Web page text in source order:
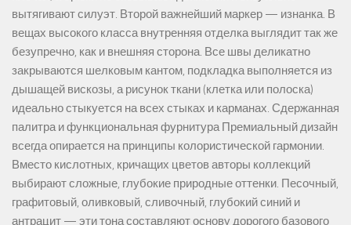
вытягивают силуэт. Второй важнейший маркер — изнанка. В
вещах высокого класса внутренняя отделка выглядит так же
безупречно, как и внешняя сторона. Все швы деликатно
закрываются шелковым кантом, подкладка выполняется из
дышащей вискозы, а рисунок ткани (клетка или полоска)
идеально стыкуется на всех стыках и карманах. Сдержанная
палитра и функциональная фурнитура Премиальный дизайн
всегда опирается на принципы колористической гармонии.
Вместо кислотных, кричащих цветов авторы коллекций
выбирают сложные, глубокие природные оттенки. Песочный,
графитовый, оливковый, сливочный, глубокий синий и
антрацит — эти тона составляют основу дорогого базового